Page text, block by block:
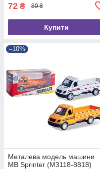
72 ₴ 80 ₴
Купити
–10%
Металева модель машини
MB Sprinter (M3118-8818)